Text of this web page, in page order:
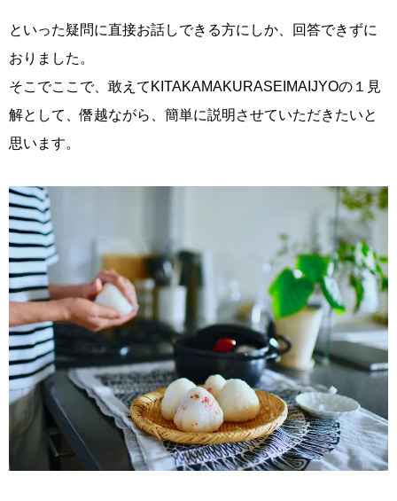
といった疑問に直接お話しできる方にしか、回答できずに
おりました。
そこでここで、敢えてKITAKAMAKURASEIMAIJYOの１見
解として、僭越ながら、簡単に説明させていただきたいと
思います。